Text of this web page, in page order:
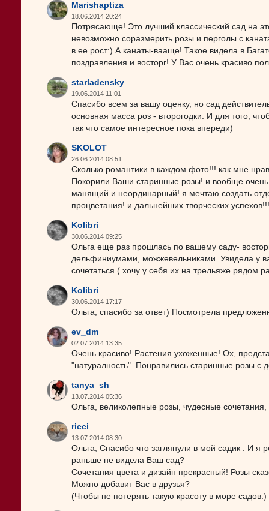
Marishaptiza
18.06.2014 20:24
Потрясающе! Это лучший классический сад на
невозможно соразмерить розы и перголы с
в ее рост:) А канаты-вааще! Такое видела в
поздравления и восторг! У Вас очень красиво
starladensky
19.06.2014 11:01
Спасибо всем за вашу оценку, но сад
основная масса роз - второгодки. И для того,
так что самое интересное пока впереди)
SKOLOT
26.06.2014 08:51
Сколько романтики в каждом фото!!! как мне
Покорили Ваши старинные розы! и вообще
манящий и неординарный! я мечтаю создать
процветания! и дальнейших творческих успехов!!!
Kolibri
30.06.2014 09:25
Ольга еще раз прошлась по вашему саду-
дельфиниумами, можжевельниками. Увидела у
сочетаться ( хочу у себя их на трельяже рядом
Kolibri
30.06.2014 17:17
Ольга, спасибо за ответ) Посмотрела
ev_dm
02.07.2014 13:35
Очень красиво! Растения ухоженные! Ох,
"натуралность". Понравились старинные розы с
tanya_sh
13.07.2014 05:36
Ольга, великолепные розы, чудесные
ricci
13.07.2014 08:30
Ольга, Спасибо что заглянули в мой садик . И я
раньше не видела Ваш сад?
Сочетания цвета и дизайн прекрасный! Розы
Можно добавит Вас в друзья?
(Чтобы не потерять такую красоту в море садов.)